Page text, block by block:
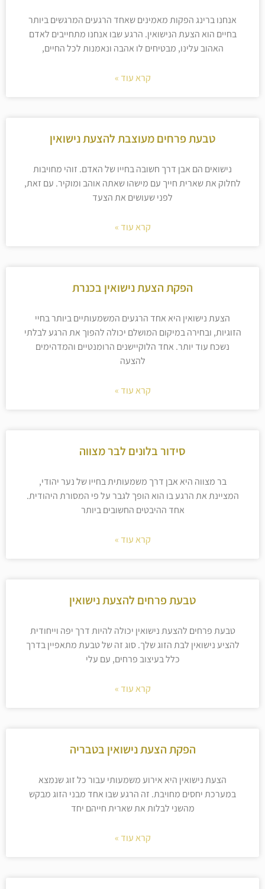
אנחנו ברינג הפקות מאמינים שאחד הרגעים המרגשים ביותר
בחיים הוא הצעת הנישואין. הרגע שבו אנחנו מתחייבים לאדם
האהוב עלינו, מבטיחים לו אהבה ונאמנות לכל החיים,
קרא עוד »
טבעת פרחים מעוצבת להצעת נישואין
נישואים הם אבן דרך חשובה בחייו של האדם. זוהי מחויבות
לחלוק את שארית חייך עם מישהו שאתה אוהב ומוקיר. עם זאת,
לפני שעושים את הצעד
קרא עוד »
הפקת הצעת נישואין בכנרת
הצעת נישואין היא אחד הרגעים המשמעותיים ביותר בחיי
הזוגיות, ובחירה במיקום המושלם יכולה להפוך את הרגע לבלתי
נשכח עוד יותר. אחד הלוקיישנים הרומנטיים והמדהימים
להצעה
קרא עוד »
סידור בלונים לבר מצווה
בר מצווה היא אבן דרך משמעותית בחייו של נער יהודי,
המציינת את הרגע בו הוא הופך לגבר על פי המסורת היהודית.
אחד ההיבטים החשובים ביותר
קרא עוד »
טבעת פרחים להצעת נישואין
טבעת פרחים להצעת נישואין יכולה להיות דרך יפה וייחודית
להציע נישואין לבת הזוג שלך. סוג זה של טבעת מתאפיין בדרך
כלל בעיצוב פרחים, עם עלי
קרא עוד »
הפקת הצעת נישואין בטבריה
הצעת נישואין היא אירוע משמעותי עבור כל זוג שנמצא
במערכת יחסים מחויבת. זה הרגע שבו אחד מבני הזוג מבקש
מהשני לבלות את שארית חייהם יחד
קרא עוד »